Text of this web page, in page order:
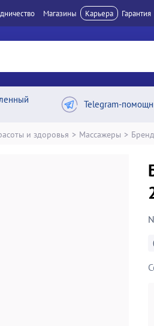
Магазины Карьера Гарантия
Telegram-
и здоровья > Массажеры >